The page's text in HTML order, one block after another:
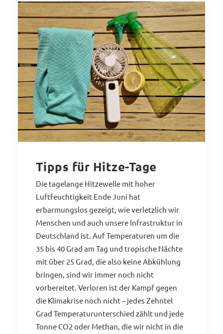
Tipps für Hitze-Tage
Die tagelange Hitzewelle mit hoher
Luftfeuchtigkeit Ende Juni hat
erbarmungslos gezeigt, wie verletzlich wir
Menschen und auch unsere Infrastruktur in
Deutschland ist. Auf Temperaturen um die
35 bis 40 Grad am Tag und tropische Nächte
mit über 25 Grad, die also keine Abkühlung
bringen, sind wir immer noch nicht
vorbereitet. Verloren ist der Kampf gegen
die Klimakrise noch nicht – jedes Zehntel
Grad Temperaturunterschied zählt und jede
Tonne CO2 oder Methan, die wir nicht in die